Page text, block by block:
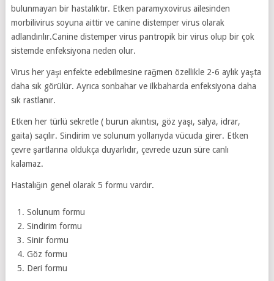
bulunmayan bir hastalıktır. Etken paramyxovirus ailesinden
morbilivirus soyuna aittir ve canine distemper virus olarak
adlandırılır.Canine distemper virus pantropik bir virus olup bir çok
sistemde enfeksiyona neden olur.
Virus her yaşı enfekte edebilmesine rağmen özellikle 2-6 aylık yaşta
daha sık görülür. Ayrıca sonbahar ve ilkbaharda enfeksiyona daha
sık rastlanır.
Etken her türlü sekretle ( burun akıntısı, göz yaşı, salya, idrar,
gaita) saçılır. Sindirim ve solunum yollarıyda vücuda girer. Etken
çevre şartlarına oldukça duyarlıdır, çevrede uzun süre canlı
kalamaz.
Hastalığın genel olarak 5 formu vardır.
Solunum formu
Sindirim formu
Sinir formu
Göz formu
Deri formu